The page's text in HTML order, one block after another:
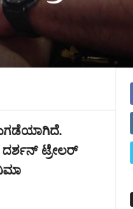
ಟ್ರೇಲರ್‌